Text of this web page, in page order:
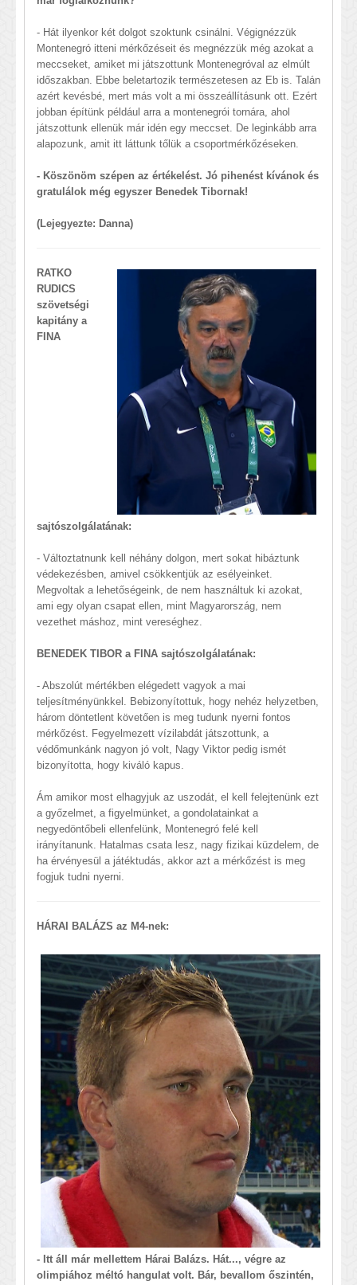
- Hát ilyenkor két dolgot szoktunk csinálni. Végignézzük
Montenegró itteni mérkőzéseit és megnézzük még azokat a
meccseket, amiket mi játszottunk Montenegróval az elmúlt
időszakban. Ebbe beletartozik természetesen az Eb is. Talán
azért kevésbé, mert más volt a mi összeállításunk ott. Ezért
jobban építünk például arra a montenegrói tornára, ahol
játszottunk ellenük már idén egy meccset. De leginkább arra
alapozunk, amit itt láttunk tőlük a csoportmérkőzéseken.
- Köszönöm szépen az értékelést. Jó pihenést kívánok és
gratulálok még egyszer Benedek Tibornak!
(Lejegyezte: Danna)
RATKO
RUDICS
szövetségi
kapitány a
FINA
sajtószolgálatának:
- Változtatnunk kell néhány dolgon, mert sokat hibáztunk
védekezésben, amivel csökkentjük az esélyeinket.
Megvoltak a lehetőségeink, de nem használtuk ki azokat,
ami egy olyan csapat ellen, mint Magyarország, nem
vezethet máshoz, mint vereséghez.
BENEDEK TIBOR a FINA sajtószolgálatának:
- Abszolút mértékben elégedett vagyok a mai
teljesítményünkkel. Bebizonyítottuk, hogy nehéz helyzetben,
három döntetlent követően is meg tudunk nyerni fontos
mérkőzést. Fegyelmezett vízilabdát játszottunk, a
védőmunkánk nagyon jó volt, Nagy Viktor pedig ismét
bizonyította, hogy kiváló kapus.
Ám amikor most elhagyjuk az uszodát, el kell felejtenünk ezt
a győzelmet, a figyelmünket, a gondolatainkat a
negyedöntőbeli ellenfelünk, Montenegró felé kell
irányítanunk. Hatalmas csata lesz, nagy fizikai küzdelem, de
ha érvényesül a játéktudás, akkor azt a mérkőzést is meg
fogjuk tudni nyerni.
HÁRAI BALÁZS az M4-nek:
- Itt áll már mellettem Hárai Balázs. Hát..., végre az
olimpiához méltó hangulat volt. Bár, bevallom őszintén,